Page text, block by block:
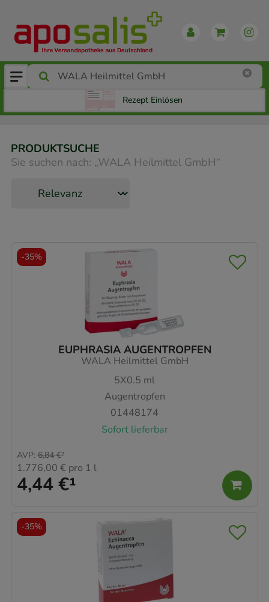
Rezept Einlösen
PRODUKTSUCHE
Sie suchen nach: „WALA Heilmittel GmbH“
EUPHRASIA AUGENTROPFEN
WALA Heilmittel GmbH
5X0.5 ml
Augentropfen
01448174
Sofort lieferbar
4,44 €¹
AVP: 6,84 €²
1.776,00 € pro 1 l
-35%
-35%